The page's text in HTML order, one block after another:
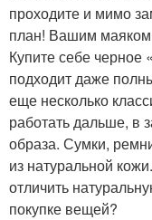
проходите и мимо
план! Вашим маяком
Купите себе
подходит даже
еще несколько
работать дальше, в
образа. Сумки,
из натуральной
отличить
покупке вещей?